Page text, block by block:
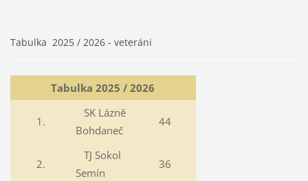
Tabulka 2025 / 2026 - veteráni
Tabulka 2025 / 2026
1.
SK Lázně
Bohdaneč
44
2.
TJ Sokol
Semín
36